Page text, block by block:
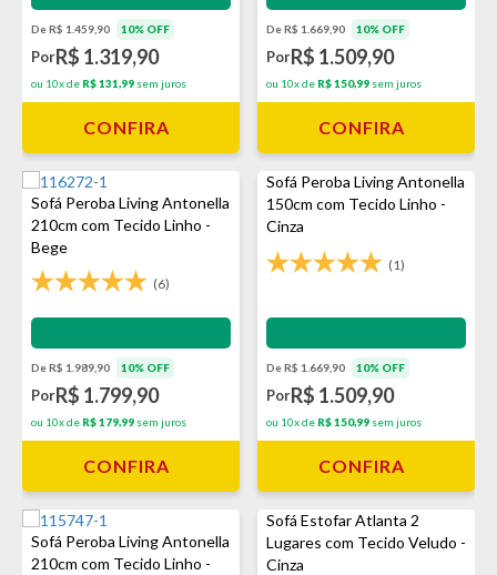
De R$ 1.459,90 10% OFF
PorR$ 1.319,90
ou 10x de R$ 131,99 sem juros
CONFIRA
De R$ 1.669,90 10% OFF
PorR$ 1.509,90
ou 10x de R$ 150,99 sem juros
CONFIRA
Sofá Peroba Living Antonella
210cm com Tecido Linho -
Bege
(6)
Impermeabilização - VEDA
De R$ 1.989,90 10% OFF
PorR$ 1.799,90
ou 10x de R$ 179,99 sem juros
CONFIRA
Sofá Peroba Living Antonella
150cm com Tecido Linho -
Cinza
(1)
Impermeabilização - VEDA
De R$ 1.669,90 10% OFF
PorR$ 1.509,90
ou 10x de R$ 150,99 sem juros
CONFIRA
Sofá Peroba Living Antonella
210cm com Tecido Linho -
Sofá Estofar Atlanta 2
Lugares com Tecido Veludo -
Cinza